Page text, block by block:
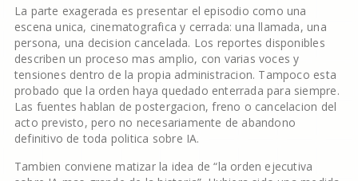
La parte exagerada es presentar el episodio como una
escena unica, cinematografica y cerrada: una llamada, una
persona, una decision cancelada. Los reportes disponibles
describen un proceso mas amplio, con varias voces y
tensiones dentro de la propia administracion. Tampoco esta
probado que la orden haya quedado enterrada para siempre.
Las fuentes hablan de postergacion, freno o cancelacion del
acto previsto, pero no necesariamente de abandono
definitivo de toda politica sobre IA.
Tambien conviene matizar la idea de “la orden ejecutiva